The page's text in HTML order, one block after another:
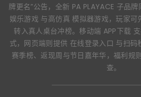
牌更名”公告，全新 PA PLAYACE 子品
娱乐游戏 与高仿真 模拟器游戏，玩家
转入真人桌台冲榜。移动端 APP下载
式，网页端则提供 在线登录入口 与扫码
赛季榜、返现周与节日嘉年华，福利规
查。